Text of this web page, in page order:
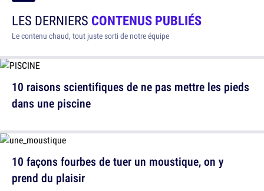
LES DERNIERS CONTENUS PUBLIÉS
Le contenu chaud, tout juste sorti de notre équipe
10 raisons scientifiques de ne pas mettre les pieds
dans une piscine
10 façons fourbes de tuer un moustique, on y
prend du plaisir